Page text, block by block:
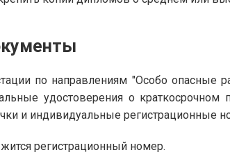
по направлениям "Особо опасные
удостоверения о
и индивидуальные регистрационные
регистрационный номер.